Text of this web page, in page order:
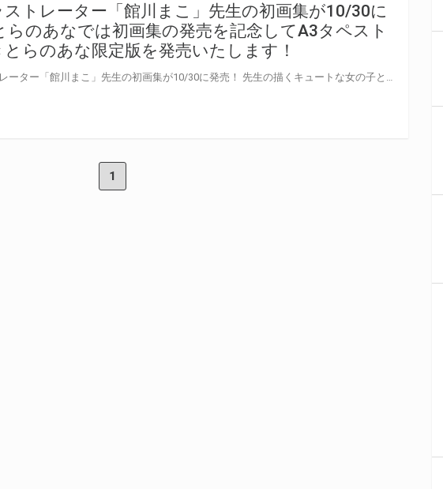
ストレーター「館川まこ」先生の初画集が10/30に
らのあなでは初画集の発売を記念してA3タペスト
とらのあな限定版を発売いたします！
1